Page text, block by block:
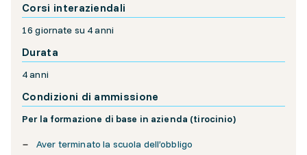
Corsi interaziendali
16 giornate su 4 anni
Durata
4 anni
Condizioni di ammissione
Per la formazione di base in azienda (tirocinio)
Aver terminato la scuola dell’obbligo